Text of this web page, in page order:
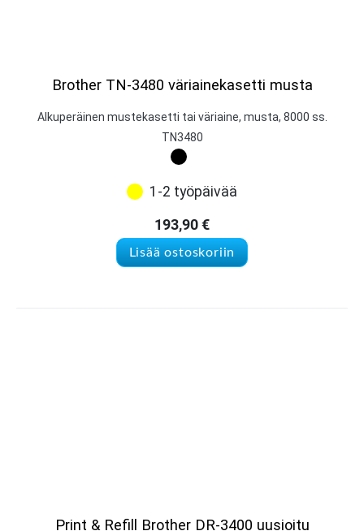
Brother TN-3480 väriainekasetti musta
Alkuperäinen mustekasetti tai väriaine, musta, 8000 ss.
TN3480
1-2 työpäivää
193,90€
Lisää ostoskoriin
Print & Refill Brother DR-3400 uusioitu